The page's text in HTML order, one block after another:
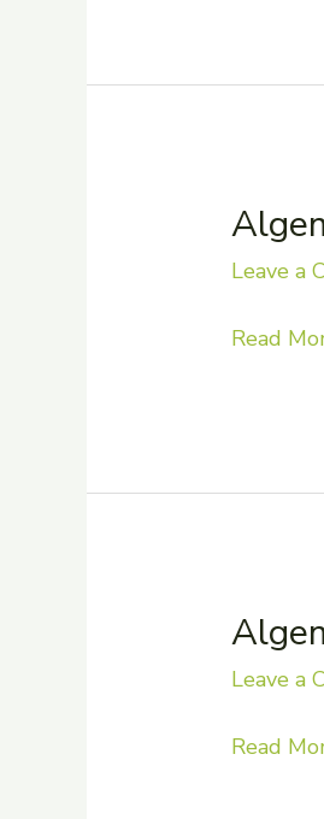
haas
schildpad
Leave a
Read
Leave a
Read